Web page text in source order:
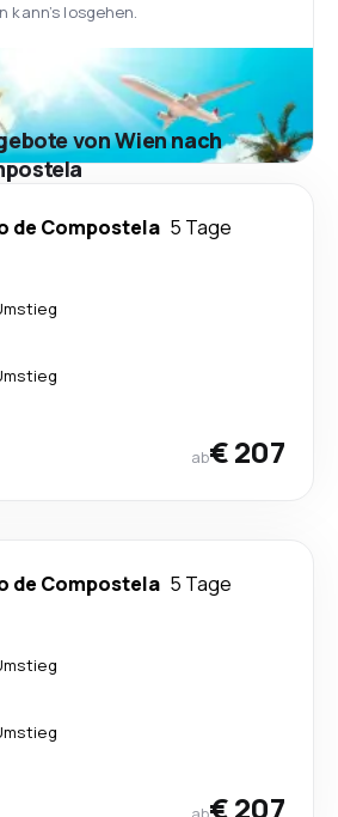
kann’s losgehen.
von Wien nach
de Compostela 5 Tage
ab€ 207
de Compostela 5 Tage
€ 207